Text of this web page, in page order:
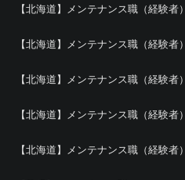
【北海道】メンテナンス職（経験
【北海道】メンテナンス職（経験
【北海道】メンテナンス職（経験
【北海道】メンテナンス職（経験者
【北海道】メンテナンス職（経験